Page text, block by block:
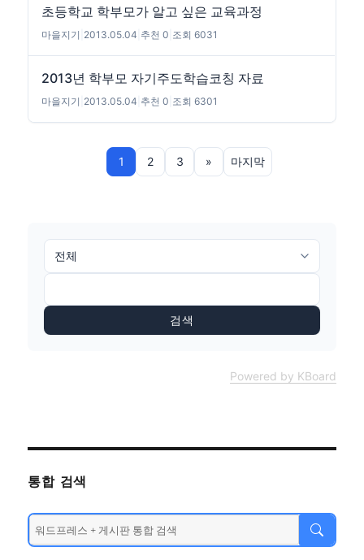
초등학교 학부모가 알고 싶은 교육과정
마을지기 2013.05.04 추천 0 조회 6031
2013년 학부모 자기주도학습코칭 자료
마을지기 2013.05.04 추천 0 조회 6301
1 2 3 » 마지막
검색
Powered by KBoard
통합 검색